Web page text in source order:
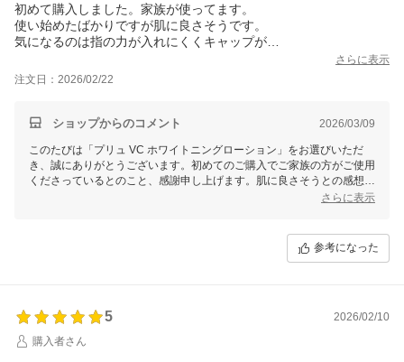
初めて購入しました。家族が使ってます。
使い始めたばかりですが肌に良さそうです。
気になるのは指の力が入れにくくキャップが
さらに表示
注文日：2026/02/22
ショップからのコメント 2026/03/09
このたびは「プリュ VC ホワイトニングローション」をお選びいただ
き、誠にありがとうございます。初めてのご購入でご家族の方がご使用
くださっているとのこと、感謝申し上げます。肌に良さそうとの感想を
ざいません。スムーズにご利用いただけることが大切でございますの
で、このご意見は今後の商品改善の参考とさせていただきます。引き続
さらに表示
参考になった
5
2026/02/10
購入者さん